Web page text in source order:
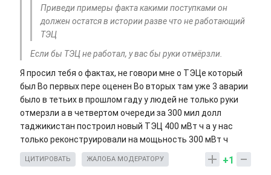
Приведи примеры факта какими поступками он
должен остатся в истории разве что не работающий
ТЭЦ
Если бы ТЭЦ не работал, у вас бы руки отмёрзли.
Я просил тебя о фактах, не говори мне о ТЭЦе который
был Во первых пере оценен Во вторых там уже 3 аварии
было в тетьих в прошлом гаду у людей не только руки
отмерзли а в четвертом очереди за 300 мил долл
таджикистан построил новый ТЭЦ 400 мВт ч а у нас
только реконструировали на мощьность 300 мВт ч
+1
ЦИТИРОВАТЬ ЖАЛОБА МОДЕРАТОРУ